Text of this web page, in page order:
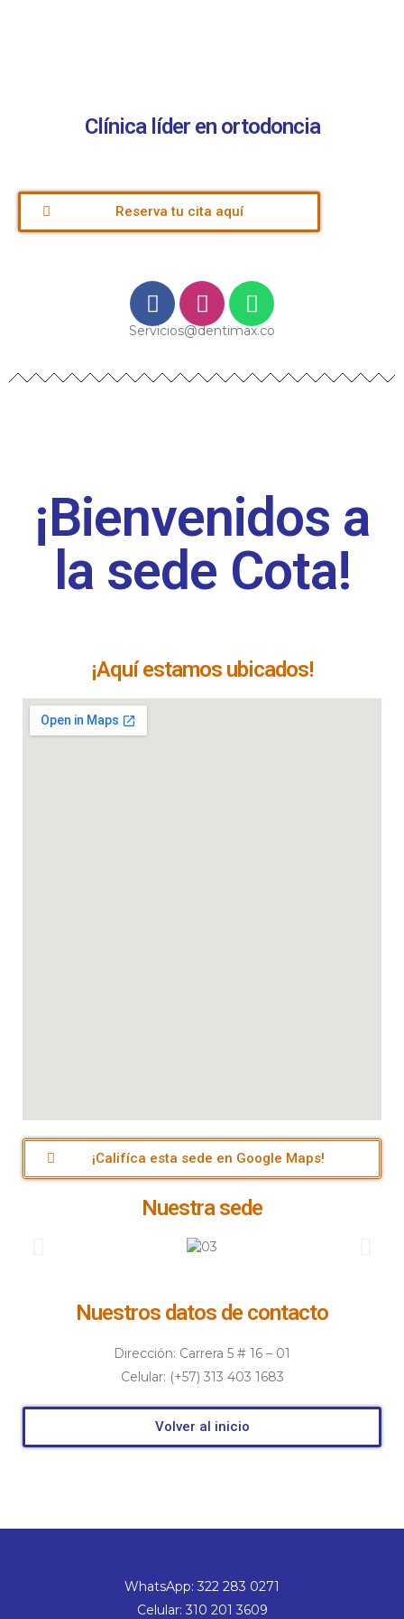
Clínica líder en ortodoncia
Reserva tu cita aquí
Servicios@dentimax.co
¡Bienvenidos a
la sede Cota!
¡Aquí estamos ubicados!
¡Califíca esta sede en Google Maps!
Nuestra sede
Nuestros datos de contacto
Dirección: Carrera 5 # 16 – 01
Celular: (+57) 313 403 1683
Volver al inicio
WhatsApp: 322 283 0271
Celular: 310 201 3609